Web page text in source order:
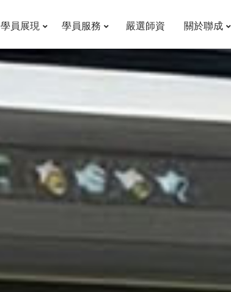
關於聯成
嚴選師資
學員服務
學員展現